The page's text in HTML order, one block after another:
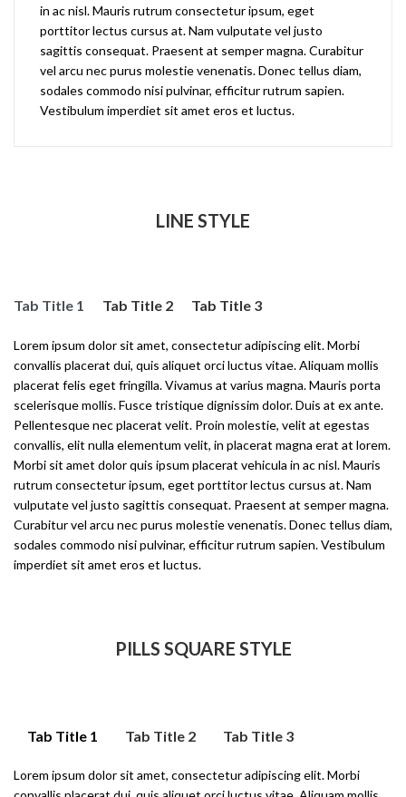
in ac nisl. Mauris rutrum consectetur ipsum, eget
porttitor lectus cursus at. Nam vulputate vel justo
sagittis consequat. Praesent at semper magna. Curabitur
vel arcu nec purus molestie venenatis. Donec tellus diam,
sodales commodo nisi pulvinar, efficitur rutrum sapien.
Vestibulum imperdiet sit amet eros et luctus.
LINE STYLE
Tab Title 1 Tab Title 2 Tab Title 3
Lorem ipsum dolor sit amet, consectetur adipiscing elit. Morbi
convallis placerat dui, quis aliquet orci luctus vitae. Aliquam mollis
placerat felis eget fringilla. Vivamus at varius magna. Mauris porta
scelerisque mollis. Fusce tristique dignissim dolor. Duis at ex ante.
Pellentesque nec placerat velit. Proin molestie, velit at egestas
convallis, elit nulla elementum velit, in placerat magna erat at lorem.
Morbi sit amet dolor quis ipsum placerat vehicula in ac nisl. Mauris
rutrum consectetur ipsum, eget porttitor lectus cursus at. Nam
vulputate vel justo sagittis consequat. Praesent at semper magna.
Curabitur vel arcu nec purus molestie venenatis. Donec tellus diam,
sodales commodo nisi pulvinar, efficitur rutrum sapien. Vestibulum
imperdiet sit amet eros et luctus.
PILLS SQUARE STYLE
Tab Title 1 Tab Title 2 Tab Title 3
Lorem ipsum dolor sit amet, consectetur adipiscing elit. Morbi